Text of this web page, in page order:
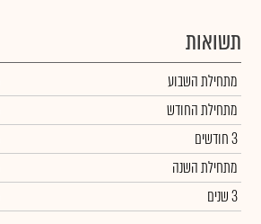
תשואות
מתחילת השבוע
מתחילת החודש
3 חודשים
מתחילת השנה
3 שנים